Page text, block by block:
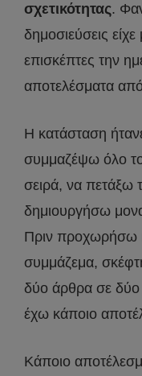
σχετικότητας.
δημοσιεύσεις
επισκέπτες την
αποτελέσματα
Η κατάσταση
συμμαζέψω όλο
σειρά, να πετάξω
δημιουργήσω
Πριν προχωρήσω
συμμάζεμα,
δύο άρθρα σε
έχω κάποιο
Κάποιο